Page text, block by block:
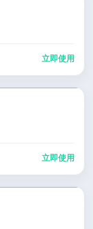
立即使用
立即使用